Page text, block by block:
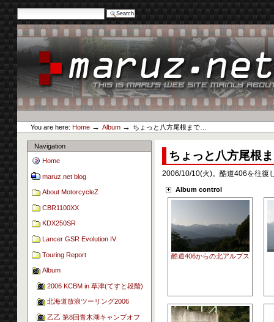
Advanced Search…
Skip
to
content.
to
navigation
maruz.net
Personal
tools
You are here: Home → Album → ちょっと八方尾根まで…
Navigation
Home
maruz.net blog
About MotorcycleZ
CBR1100XX
KDX250SR
Lancer GSR Evolution IV
Touring Report
Album
2006 KCBM in 草津(てすと段階)
北海道放浪ツーリング2006
乙乙 第8回青木湖キャンプオフ
ちょっと八方尾根
2006/10/10(火)。酷道406を往復
Album control
酷道406からの北アルプス